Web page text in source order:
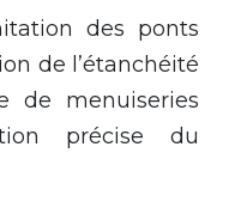
des ponts
de l’étanchéité
de menuiseries
précise du